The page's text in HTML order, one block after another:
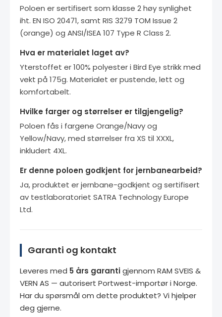
Poloen er sertifisert som klasse 2 høy synlighet
iht. EN ISO 20471, samt RIS 3279 TOM Issue 2
(orange) og ANSI/ISEA 107 Type R Class 2.
Hva er materialet laget av?
Yterstoffet er 100% polyester i Bird Eye strikk med
vekt på 175g. Materialet er pustende, lett og
komfortabelt.
Hvilke farger og størrelser er tilgjengelig?
Poloen fås i fargene Orange/Navy og
Yellow/Navy, med størrelser fra XS til XXXL,
inkludert 4XL.
Er denne poloen godkjent for jernbanearbeid?
Ja, produktet er jernbane-godkjent og sertifisert
av testlaboratoriet SATRA Technology Europe
Ltd.
Garanti og kontakt
Leveres med 5 års garantigjennom RAM SVEIS &
VERN AS — autorisert Portwest-importør i Norge.
Har du spørsmål om dette produktet? Vi hjelper
deg gjerne.